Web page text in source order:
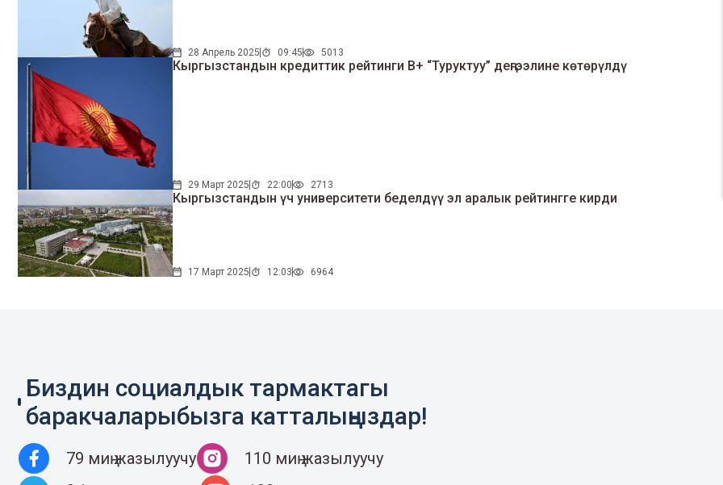
28 Апрель 2025 09:45 5013
Кыргызстандын кредиттик рейтинги B+ “Туруктуу” деңгээлине көтөрүлдү
29 Март 2025 22:00 2713
Кыргызстандын үч университети беделдүү эл аралык рейтингге кирди
17 Март 2025 12:03 6964
Биздин социалдык тармактагы
баракчаларыбызга катталыңыздар!
79 миң жазылуучу
110 миң жазылуучу